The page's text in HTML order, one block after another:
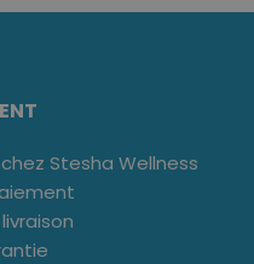
Stesha Wellness